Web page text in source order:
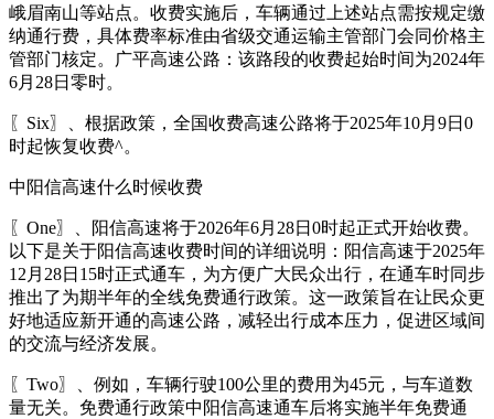
峨眉南山等站点。收费实施后，车辆通过上述站点需按规定缴
纳通行费，具体费率标准由省级交通运输主管部门会同价格主
管部门核定。广平高速公路：该路段的收费起始时间为2024年
6月28日零时。
〖Six〗、根据政策，全国收费高速公路将于2025年10月9日0
时起恢复收费^。
中阳信高速什么时候收费
〖One〗、阳信高速将于2026年6月28日0时起正式开始收费。
以下是关于阳信高速收费时间的详细说明：阳信高速于2025年
12月28日15时正式通车，为方便广大民众出行，在通车时同步
推出了为期半年的全线免费通行政策。这一政策旨在让民众更
好地适应新开通的高速公路，减轻出行成本压力，促进区域间
的交流与经济发展。
〖Two〗、例如，车辆行驶100公里的费用为45元，与车道数
量无关。免费通行政策中阳信高速通车后将实施半年免费通